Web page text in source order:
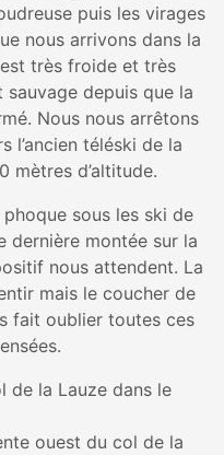
puis les virages
nous arrivons dans la
très froide et très
sauvage depuis que la
Nous nous arrêtons
l’ancien téléski de la
mètres d’altitude.
sous les ski de
dernière montée sur la
nous attendent. La
mais le coucher de
fait oublier toutes ces
ouest du col de la